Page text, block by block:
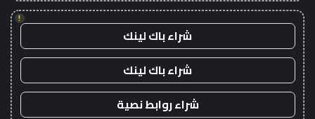
!
شراء باك لينك
شراء باك لينك
شراء روابط نصية